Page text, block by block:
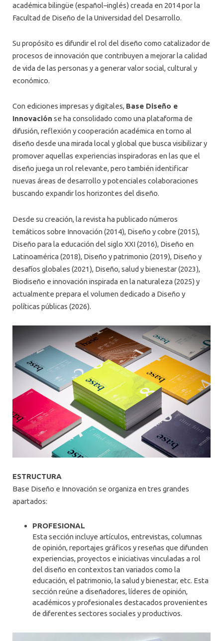
académica bilingüe (español–inglés) creada en 2014 por la
Facultad de Diseño de la Universidad del Desarrollo.
Su propósito es difundir el rol del diseño como catalizador de
procesos de innovación que contribuyen a mejorar la calidad
de vida de las personas y a generar valor social, cultural y
económico.
Con ediciones impresas y digitales, Base Diseño e
Innovación se ha consolidado como una plataforma de
difusión, reflexión y cooperación académica en torno al
diseño desde una mirada local y global que busca visibilizar y
promover aquellas experiencias inspiradoras en las que el
diseño juega un rol relevante, pero también identificar
nuevas áreas de desarrollo y potenciales colaboraciones
buscando expandir los horizontes del diseño.
Desde su creación, la revista ha publicado números
temáticos sobre Innovación (2014), Diseño y cobre (2015),
Diseño para la educación del siglo XXI (2016), Diseño en
Latinoamérica (2018), Diseño y patrimonio (2019), Diseño y
desafíos globales (2021), Diseño, salud y bienestar (2023),
Biodiseño e innovación inspirada en la naturaleza (2025) y
actualmente prepara el volumen dedicado a Diseño y
políticas públicas (2026).
ESTRUCTURA
Base Diseño e Innovación se organiza en tres grandes
apartados:
PROFESIONAL
Esta sección incluye artículos, entrevistas, columnas
de opinión, reportajes gráficos y reseñas que difunden
experiencias, proyectos e iniciativas vinculadas a rol
del diseño en contextos tan variados como la
educación, el patrimonio, la salud y bienestar, etc. Esta
sección reúne a diseñadores, líderes de opinión,
académicos y profesionales destacados provenientes
de diferentes sectores sociales y productivos.